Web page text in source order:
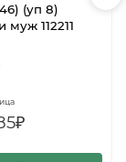
(уп 8)
муж 112211